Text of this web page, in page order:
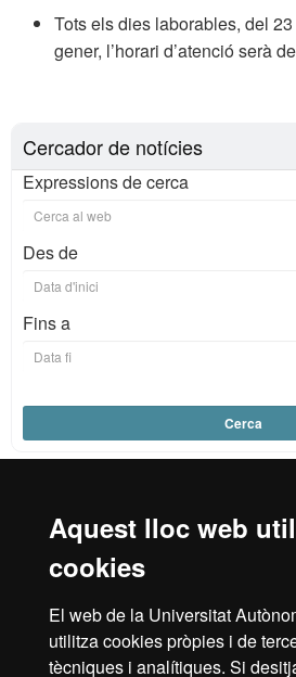
Aquest lloc web
cookies
El web de la Universitat
utilitza cookies pròpies i de
tècniques i analítiques. Si
Tots els dies laborables, del
gener, l’horari d’atenció serà
Cercador de notícies
Expressions de cerca
Des de
Fins a
Cerca
Reconeixement internacional de